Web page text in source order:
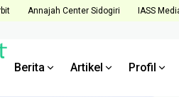
Annajah Center Sidogiri IASS
Berita Artikel Profil